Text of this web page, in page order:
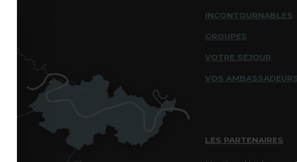
INCONTOURNABLES
GROUPES
VOTRE SÉJOUR
VOS
LES PARTENAIRES